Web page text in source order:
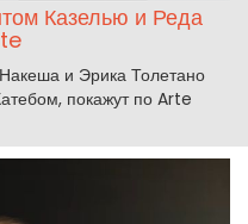
Казелью и Реда
и Эрика Толетано
покажут по Arte